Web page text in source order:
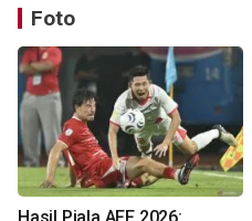
Foto